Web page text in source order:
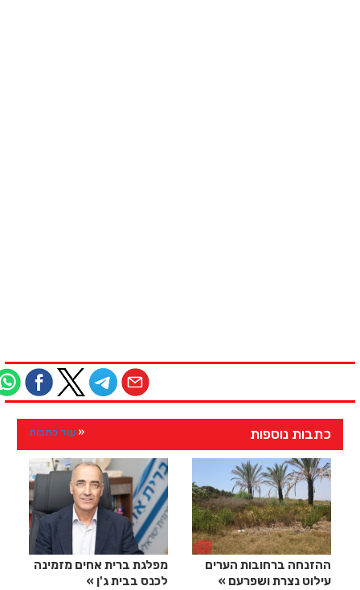
כתבות נוספות עוד כתבות
ההזנחה ברחובות הערים
עילוט נצרת ושפרעם
מפלגת ברית אחים מזמינה
לכנס בבית ג'ן